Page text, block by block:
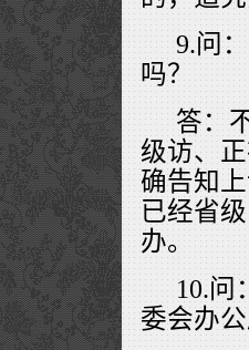
9.问
吗？
答：
级访、
确告知
已经省
办。
10.问
委会办